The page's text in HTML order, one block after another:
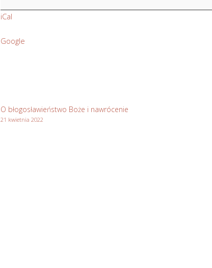
Władysław
Gąsienica
Wawrytko
iCal
Google
O błogosławieństwo Boże i nawrócenie
21 kwietnia 2022